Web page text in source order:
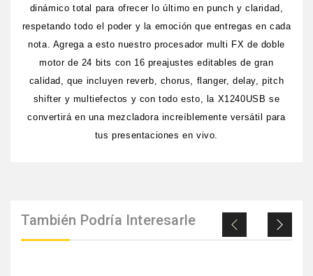
dinámico total para ofrecer lo último en punch y claridad,
respetando todo el poder y la emoción que entregas en cada
nota. Agrega a esto nuestro procesador multi FX de doble
motor de 24 bits con 16 preajustes editables de gran
calidad, que incluyen reverb, chorus, flanger, delay, pitch
shifter y multiefectos y con todo esto, la X1240USB se
convertirá en una mezcladora increíblemente versátil para
tus presentaciones en vivo.
También Podría Interesarle